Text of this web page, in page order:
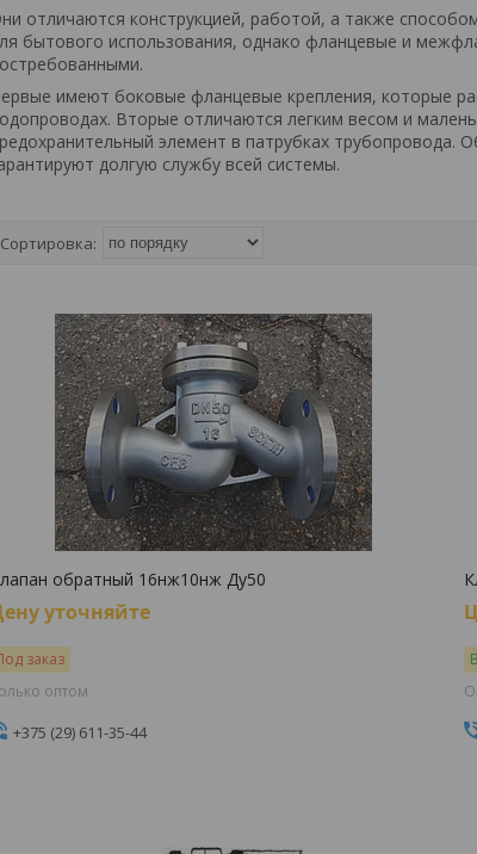
отличаются конструкцией, работой, а также
бытового использования, однако фланцевые и
имеют боковые фланцевые крепления, которые
Вторые отличаются легким весом и
элемент в патрубках
долгую службу всей системы.
обратный 16нж10нж Ду50
уточняйте
заказ
оптом
+375 (29) 611-35-44